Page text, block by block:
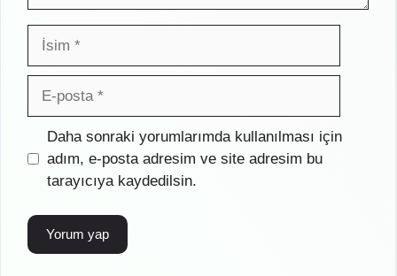
İsim
posta
İnternet
sitesi
Daha sonraki yorumlarımda kullanılması için
adım, e-posta adresim ve site adresim bu
tarayıcıya kaydedilsin.